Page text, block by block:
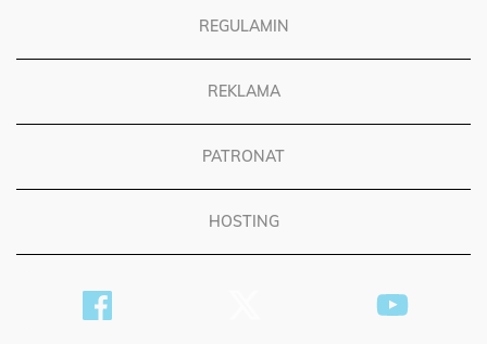
REGULAMIN
REKLAMA
PATRONAT
HOSTING